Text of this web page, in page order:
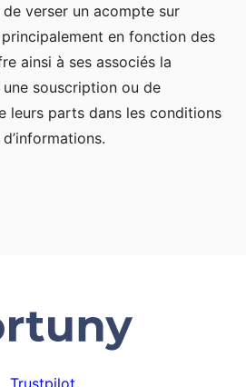
verser un acompte sur
en fonction des
ainsi à ses associés la
souscription ou de
leurs parts dans les conditions
Trustpilot